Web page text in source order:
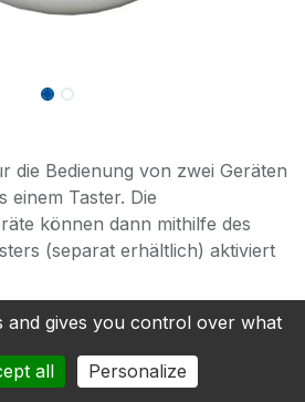
die Bedienung von zwei Geräten
einem Taster. Die
können dann mithilfe des
(separat erhältlich) aktiviert
Add to cart
and gives you control over what
all
Personalize